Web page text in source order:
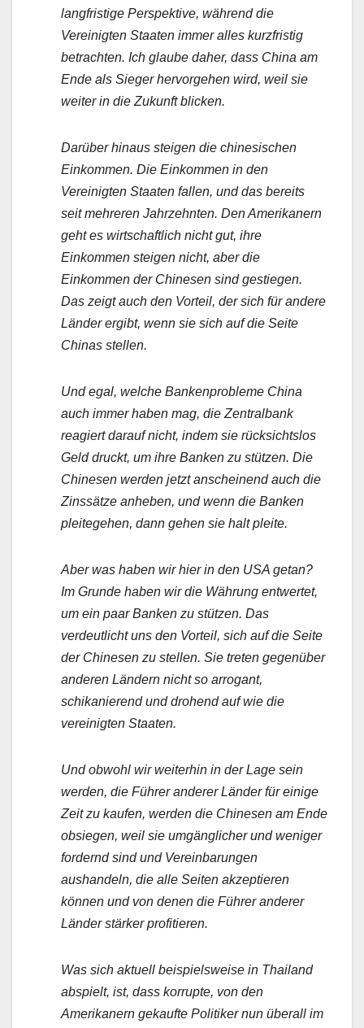
langfristige Perspektive, während die
Vereinigten Staaten immer alles kurzfristig
betrachten. Ich glaube daher, dass China am
Ende als Sieger hervorgehen wird, weil sie
weiter in die Zukunft blicken.
Darüber hinaus steigen die chinesischen
Einkommen. Die Einkommen in den
Vereinigten Staaten fallen, und das bereits
seit mehreren Jahrzehnten. Den Amerikanern
geht es wirtschaftlich nicht gut, ihre
Einkommen steigen nicht, aber die
Einkommen der Chinesen sind gestiegen.
Das zeigt auch den Vorteil, der sich für andere
Länder ergibt, wenn sie sich auf die Seite
Chinas stellen.
Und egal, welche Bankenprobleme China
auch immer haben mag, die Zentralbank
reagiert darauf nicht, indem sie rücksichtslos
Geld druckt, um ihre Banken zu stützen. Die
Chinesen werden jetzt anscheinend auch die
Zinssätze anheben, und wenn die Banken
pleitegehen, dann gehen sie halt pleite.
Aber was haben wir hier in den USA getan?
Im Grunde haben wir die Währung entwertet,
um ein paar Banken zu stützen. Das
verdeutlicht uns den Vorteil, sich auf die Seite
der Chinesen zu stellen. Sie treten gegenüber
anderen Ländern nicht so arrogant,
schikanierend und drohend auf wie die
vereinigten Staaten.
Und obwohl wir weiterhin in der Lage sein
werden, die Führer anderer Länder für einige
Zeit zu kaufen, werden die Chinesen am Ende
obsiegen, weil sie umgänglicher und weniger
fordernd sind und Vereinbarungen
aushandeln, die alle Seiten akzeptieren
können und von denen die Führer anderer
Länder stärker profitieren.
Was sich aktuell beispielsweise in Thailand
abspielt, ist, dass korrupte, von den
Amerikanern gekaufte Politiker nun überall im